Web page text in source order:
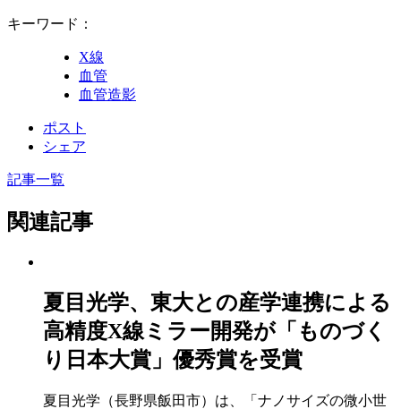
キーワード：
X線
血管
血管造影
ポスト
シェア
記事一覧
関連記事
夏目光学、東大との産学連携による
高精度X線ミラー開発が「ものづく
り日本大賞」優秀賞を受賞
夏目光学（長野県飯田市）は、「ナノサイズの微小世